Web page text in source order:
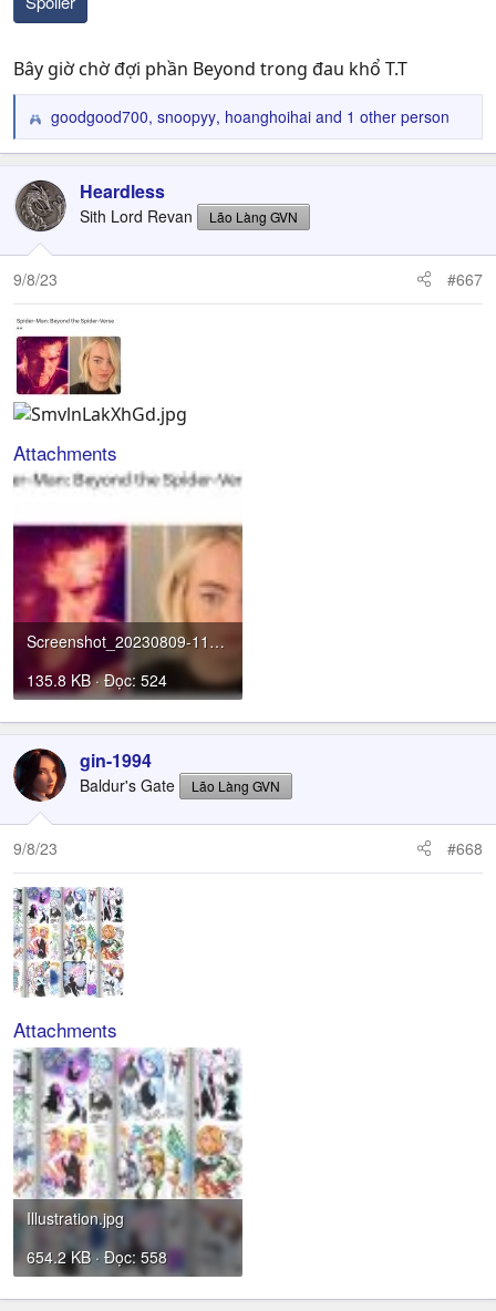
Bây giờ chờ đợi phần Beyond trong đau khổ T.T
R
e
c
t
i
o
n
s
:
goodgood700, snoopyy, hoanghoihai and 1 other person
Heardless
Sith Lord Revan Lão Làng GVN
9/8/23 #667
Attachments
Screenshot_20230809-114503_X~01.jpg
135.8 KB · Đọc: 524
gin-1994
Baldur's Gate Lão Làng GVN
9/8/23 #668
Attachments
Illustration.jpg
654.2 KB · Đọc: 558